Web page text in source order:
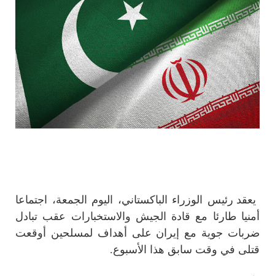
يعقد رئيس الوزراء الباكستاني، اليوم الجمعة، اجتماعا
أمنيا طارئا مع قادة الجيش والاستخبارات عقب تبادل
ضربات جوية مع إيران على أهداف لمسلحين أوقعت
قتلى في وقت سابق هذا الأسبوع.